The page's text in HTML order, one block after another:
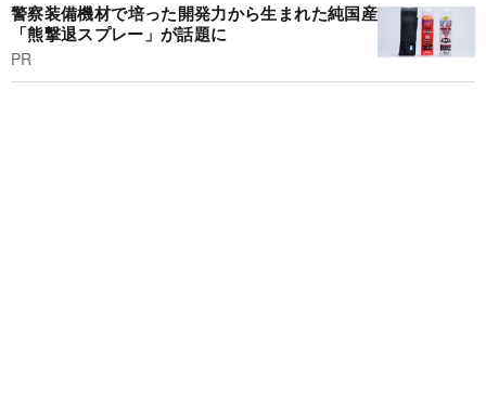
警察装備機材で培った開発力から生まれた純国産
「熊撃退スプレー」が話題に
PR